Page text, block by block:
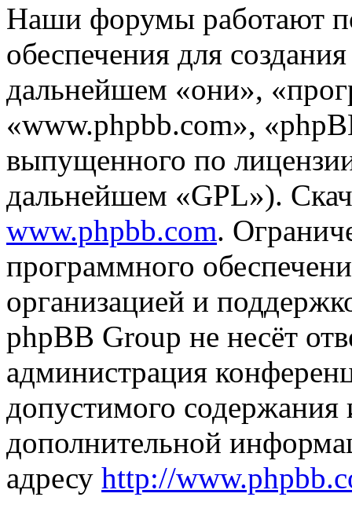
Наши форумы работают
обеспечения для
дальнейшем «они»,
«www.phpbb.com»,
выпущенного по
дальнейшем «GPL»).
www.phpbb.com.
программного
организацией и
phpBB Group не несёт
администрация
допустимого
дополнительной
адресу http://